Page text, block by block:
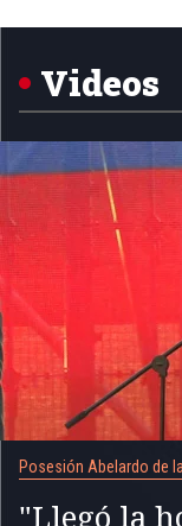
Videos
Posesión Abelardo de
"Llegó la